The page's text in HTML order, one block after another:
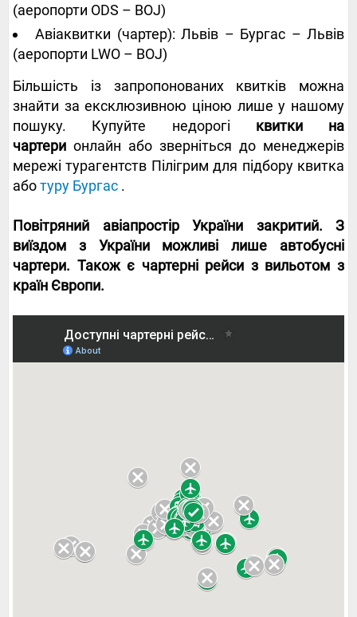
(аеропорти ODS – BOJ)
Авіаквитки (чартер): Львів – Бургас – Львів
(аеропорти LWO – BOJ)
Більшість із запропонованих квитків можна
знайти за ексклюзивною ціною лише у нашому
пошуку. Купуйте недорогі квитки на
чартери онлайн або зверніться до менеджерів
мережі турагентств Пілігрим для підбору квитка
аботуру Бургас .
Повітряний авіапростір України закритий. З
виїздом з України можливі лише автобусні
чартери. Також є чартерні рейси з вильотом з
країн Європи.